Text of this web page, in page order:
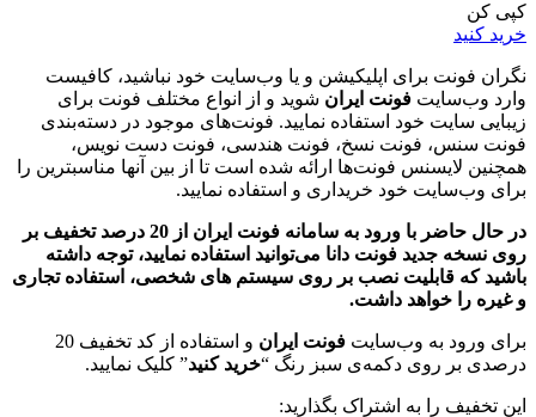
کپی کن
خرید کنید
نگران فونت برای اپلیکیشن و یا وب‌سایت خود نباشید، کافیست
وارد وب‌سایت فونت ایران شوید و از انواع مختلف فونت برای
زیبایی سایت خود استفاده نمایید. فونت‌های موجود در دسته‌بندی‌
فونت سنس، فونت نسخ، فونت هندسی، فونت دست نویس،
همچنین لایسنس فونت‌ها ارائه شده است تا از بین آنها مناسبترین را
برای وب‌سایت خود خریداری و استفاده نمایید.
در حال حاضر با ورود به سامانه فونت ایران از 20 درصد تخفیف بر
روی نسخه جدید فونت‌ دانا می‌توانید استفاده نمایید، توجه داشته
باشید که قابلیت نصب بر روی سیستم های شخصی، استفاده تجاری
و غیره را خواهد داشت.
برای ورود به وب‌سایت فونت ایران
و استفاده از کد تخفیف 20
درصدی بر روی دکمه‌ی سبز رنگ “خرید کنید” کلیک نمایید.
این تخفیف را به اشتراک بگذارید: